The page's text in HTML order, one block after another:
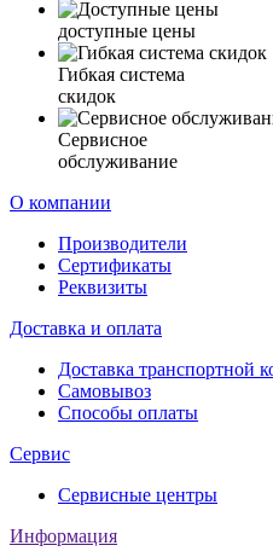
доступные цены
Гибкая система
скидок
Сервисное
обслуживание
О компании
Производители
Сертификаты
Реквизиты
Доставка и оплата
Доставка транспортной
Самовывоз
Способы оплаты
Сервис
Сервисные центры
Информация